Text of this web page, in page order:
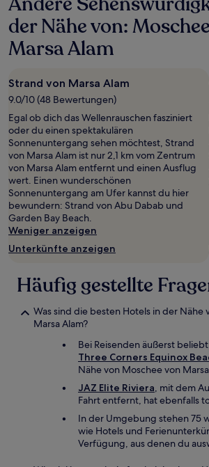
der Nähe von:
Marsa Alam
Strand von Marsa Alam
9.0/10 (48 Bewertungen)
Egal ob dich das Wellenrauschen fasziniert
oder du einen spektakulären
Sonnenuntergang sehen möchtest, Strand
von Marsa Alam ist nur 2,1 km vom Zentrum
von Marsa Alam entfernt und einen Ausflug
wert. Einen wunderschönen
Sonnenuntergang am Ufer kannst du hier
bewundern: Strand von Abu Dabab und
Garden Bay Beach.
Weniger anzeigen
Unterkünfte anzeigen
Häufig gestellte
Was sind die besten Hotels in der Nähe
Marsa Alam?
Bei Reisenden äußerst
Three Corners Equinox
Nähe von Moschee von
JAZ Elite Riviera, mit dem
Fahrt entfernt, hat ebenfalls
In der Umgebung stehen 75
wie Hotels und
Verfügung, aus denen du